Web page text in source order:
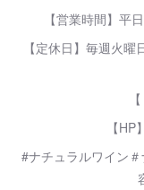
【営業時間】平
【定休日】毎週火
【
#ナチュラルワイン